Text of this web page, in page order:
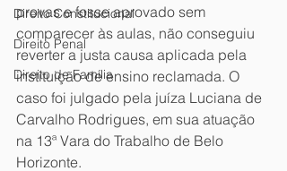
Direito Constitucional
Direito Penal
Direito de Família
provas e fosse aprovado sem
comparecer às aulas, não conseguiu
reverter a justa causa aplicada pela
instituição de ensino reclamada. O
caso foi julgado pela juíza Luciana de
Carvalho Rodrigues, em sua atuação
na 13ª Vara do Trabalho de Belo
Horizonte.